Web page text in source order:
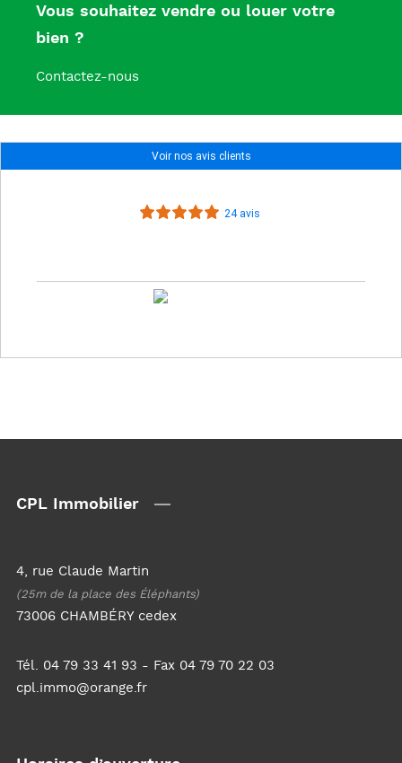
Vous souhaitez vendre ou louer votre
bien ?
Contactez-nous
Voir nos avis clients
24 avis
CPL Immobilier
4, rue Claude Martin
(25m de la place des Éléphants)
73006 CHAMBÉRY cedex
Tél. 04 79 33 41 93 - Fax 04 79 70 22 03
cpl.immo@orange.fr